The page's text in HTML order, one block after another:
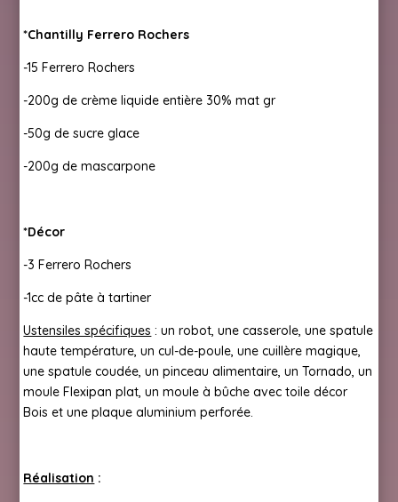
*Chantilly Ferrero Rochers
-15 Ferrero Rochers
-200g de crème liquide entière 30% mat gr
-50g de sucre glace
-200g de mascarpone
*Décor
-3 Ferrero Rochers
-1cc de pâte à tartiner
Ustensiles spécifiques : un robot, une casserole, une spatule
haute température, un cul-de-poule, une cuillère magique,
une spatule coudée, un pinceau alimentaire, un Tornado, un
moule Flexipan plat, un moule à bûche avec toile décor
Bois et une plaque aluminium perforée.
Réalisation :